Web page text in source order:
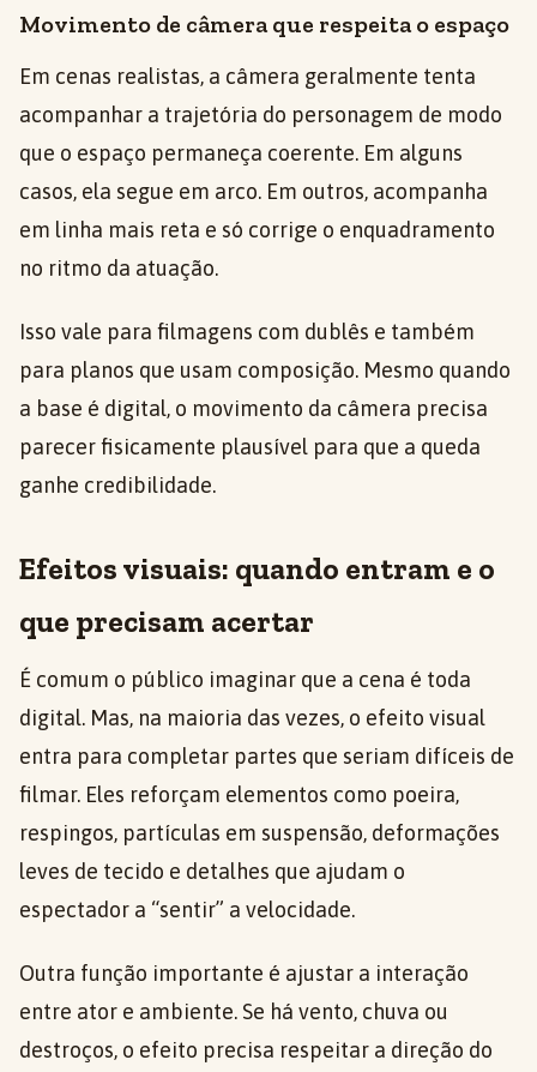
Movimento de câmera que respeita o espaço
Em cenas realistas, a câmera geralmente tenta
acompanhar a trajetória do personagem de modo
que o espaço permaneça coerente. Em alguns
casos, ela segue em arco. Em outros, acompanha
em linha mais reta e só corrige o enquadramento
no ritmo da atuação.
Isso vale para filmagens com dublês e também
para planos que usam composição. Mesmo quando
a base é digital, o movimento da câmera precisa
parecer fisicamente plausível para que a queda
ganhe credibilidade.
Efeitos visuais: quando entram e o
que precisam acertar
É comum o público imaginar que a cena é toda
digital. Mas, na maioria das vezes, o efeito visual
entra para completar partes que seriam difíceis de
filmar. Eles reforçam elementos como poeira,
respingos, partículas em suspensão, deformações
leves de tecido e detalhes que ajudam o
espectador a “sentir” a velocidade.
Outra função importante é ajustar a interação
entre ator e ambiente. Se há vento, chuva ou
destroços, o efeito precisa respeitar a direção do